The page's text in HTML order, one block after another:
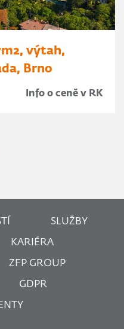
výtah,
Brno
Info o ceně v RK
SLUŽBY
KARIÉRA
ZFP GROUP
GDPR